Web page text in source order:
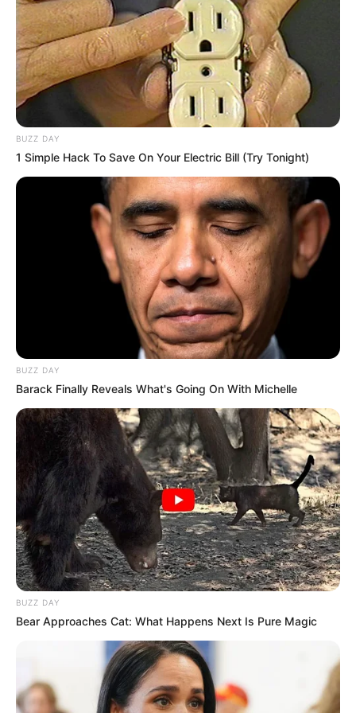
Si les courses de LYON m’étaient contées
BUZZ DAY
1 Simple Hack To Save On Your Electric Bill (Try Tonight)
BUZZ DAY
Barack Finally Reveals What's Going On With Michelle
BUZZ DAY
Bear Approaches Cat: What Happens Next Is Pure Magic